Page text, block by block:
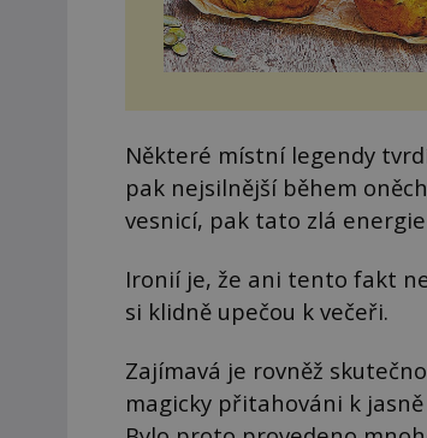
Některé místní legendy
pak nejsilnější během
vesnicí, pak tato zlá
Ironií je, že ani tento fakt
si klidně upečou k večeři.
Zajímavá je rovněž
magicky přitahováni k